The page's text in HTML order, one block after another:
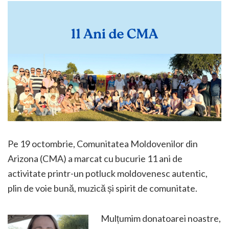
Pe 19 octombrie, Comunitatea Moldovenilor din
Arizona (CMA) a marcat cu bucurie 11 ani de
activitate printr-un potluck moldovenesc autentic,
plin de voie bună, muzică și spirit de comunitate.
Mulțumim donatoarei noastre,